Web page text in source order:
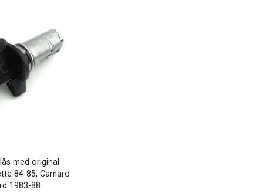
med original
84-85, Camaro
1983-88